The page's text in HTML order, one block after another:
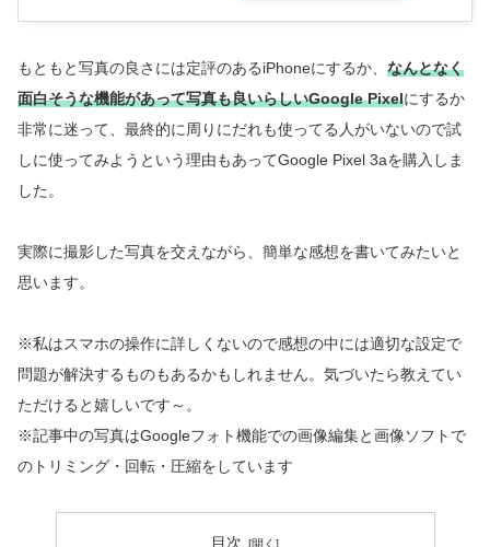
もともと写真の良さには定評のあるiPhoneにするか、 なんとなく
面白そうな機能があって写真も良いらしいGoogle Pixelにするか
非常に迷って、最終的に周りにだれも使ってる人がいないので試
しに使ってみようという理由もあってGoogle Pixel 3aを購入しま
した。
実際に撮影した写真を交えながら、簡単な感想を書いてみたいと
思います。
※私はスマホの操作に詳しくないので感想の中には適切な設定で
問題が解決するものもあるかもしれません。気づいたら教えてい
ただけると嬉しいです～。
※記事中の写真はGoogleフォト機能での画像編集と画像ソフトで
のトリミング・回転・圧縮をしています
目次